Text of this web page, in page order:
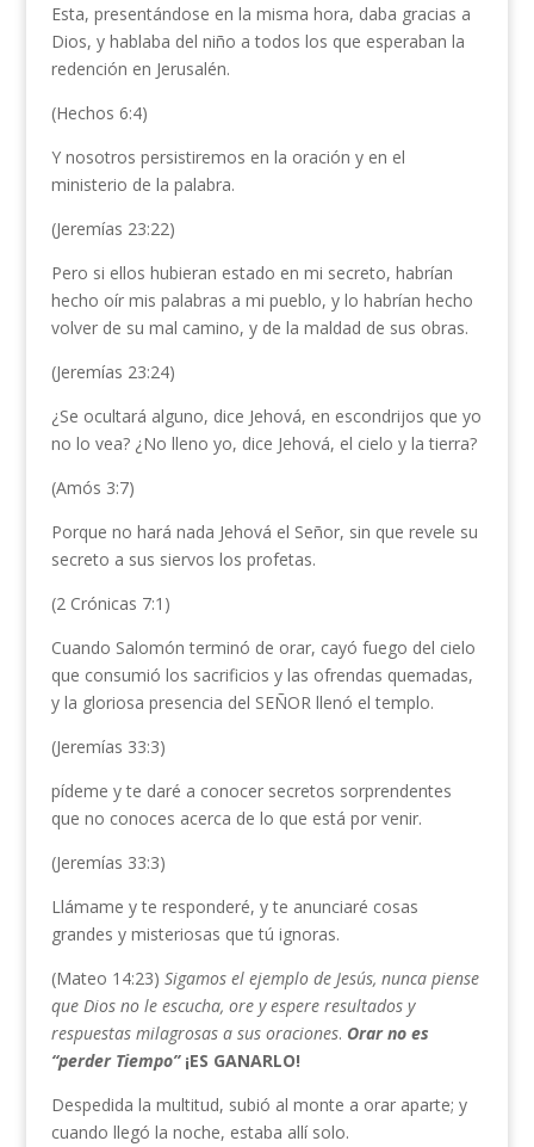
Esta, presentándose en la misma hora, daba gracias a
Dios, y hablaba del niño a todos los que esperaban la
redención en Jerusalén.
(Hechos 6:4)
Y nosotros persistiremos en la oración y en el
ministerio de la palabra.
(Jeremías 23:22)
Pero si ellos hubieran estado en mi secreto, habrían
hecho oír mis palabras a mi pueblo, y lo habrían hecho
volver de su mal camino, y de la maldad de sus obras.
(Jeremías 23:24)
¿Se ocultará alguno, dice Jehová, en escondrijos que yo
no lo vea? ¿No lleno yo, dice Jehová, el cielo y la tierra?
(Amós 3:7)
Porque no hará nada Jehová el Señor, sin que revele su
secreto a sus siervos los profetas.
(2 Crónicas 7:1)
Cuando Salomón terminó de orar, cayó fuego del cielo
que consumió los sacrificios y las ofrendas quemadas,
y la gloriosa presencia del SEÑOR llenó el templo.
(Jeremías 33:3)
pídeme y te daré a conocer secretos sorprendentes
que no conoces acerca de lo que está por venir.
(Jeremías 33:3)
Llámame y te responderé, y te anunciaré cosas
grandes y misteriosas que tú ignoras.
(Mateo 14:23) Sigamos el ejemplo de Jesús, nunca piense
que Dios no le escucha, ore y espere resultados y
respuestas milagrosas a sus oraciones. Orar no es
“perder Tiempo” ¡ES GANARLO!
Despedida la multitud, subió al monte a orar aparte; y
cuando llegó la noche, estaba allí solo.